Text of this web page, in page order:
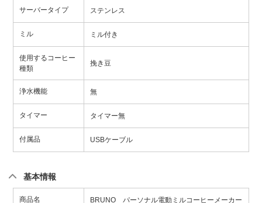
サーバータイプ ステンレス
ミル ミル付き
使用するコーヒー
種類
挽き豆
浄水機能 無
タイマー タイマー無
付属品 USBケーブル
基本情報
商品名
BRUNO パーソナル電動ミルコーヒーメーカー